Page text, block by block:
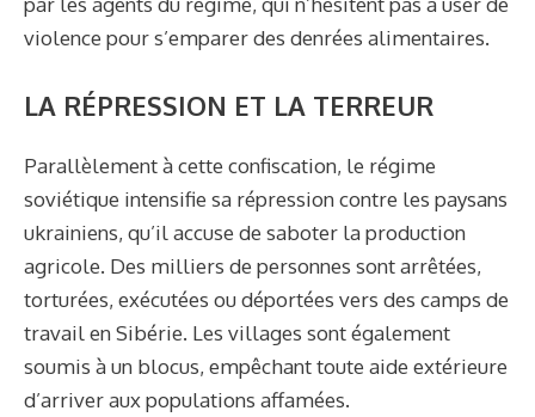
violence pour s’emparer des denrées alimentaires.
LA RÉPRESSION ET LA TERREUR
Parallèlement à cette confiscation, le régime
soviétique intensifie sa répression contre les paysans
ukrainiens, qu’il accuse de saboter la production
agricole. Des milliers de personnes sont arrêtées,
torturées, exécutées ou déportées vers des camps de
travail en Sibérie. Les villages sont également
soumis à un blocus, empêchant toute aide extérieure
d’arriver aux populations affamées.